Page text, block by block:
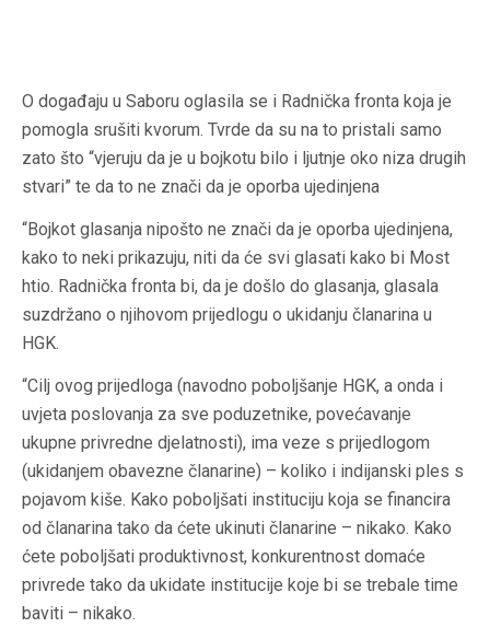
O događaju u Saboru oglasila se i Radnička fronta koja je
pomogla srušiti kvorum. Tvrde da su na to pristali samo
zato što “vjeruju da je u bojkotu bilo i ljutnje oko niza drugih
stvari” te da to ne znači da je oporba ujedinjena
“Bojkot glasanja nipošto ne znači da je oporba ujedinjena,
kako to neki prikazuju, niti da će svi glasati kako bi Most
htio. Radnička fronta bi, da je došlo do glasanja, glasala
suzdržano o njihovom prijedlogu o ukidanju članarina u
HGK.
“Cilj ovog prijedloga (navodno poboljšanje HGK, a onda i
uvjeta poslovanja za sve poduzetnike, povećavanje
ukupne privredne djelatnosti), ima veze s prijedlogom
(ukidanjem obavezne članarine) – koliko i indijanski ples s
pojavom kiše. Kako poboljšati instituciju koja se financira
od članarina tako da ćete ukinuti članarine – nikako. Kako
ćete poboljšati produktivnost, konkurentnost domaće
privrede tako da ukidate institucije koje bi se trebale time
baviti – nikako.